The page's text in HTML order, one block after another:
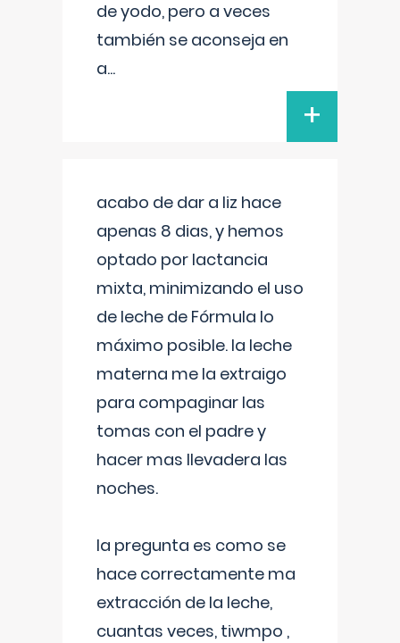
de yodo, pero a veces
también se aconseja en
a...
+
acabo de dar a liz hace
apenas 8 dias, y hemos
optado por lactancia
mixta, minimizando el uso
de leche de Fórmula lo
máximo posible. la leche
materna me la extraigo
para compaginar las
tomas con el padre y
hacer mas llevadera las
noches.
la pregunta es como se
hace correctamente ma
extracción de la leche,
cuantas veces, tiwmpo ,